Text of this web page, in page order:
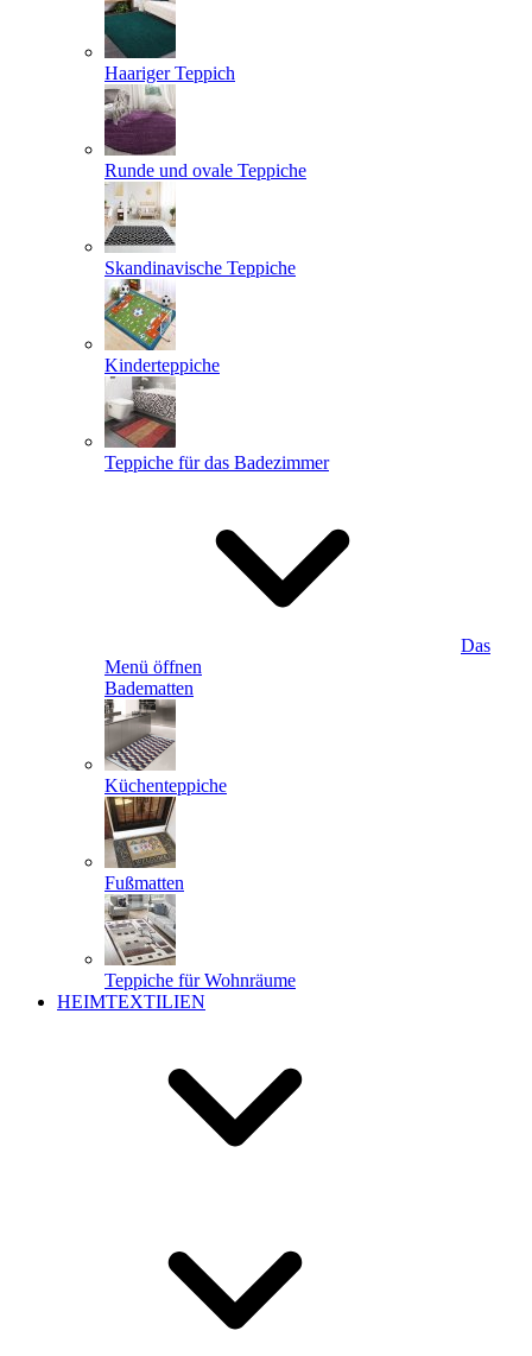
Haariger Teppich
Runde und ovale Teppiche
Skandinavische Teppiche
Kinderteppiche
Teppiche für das Badezimmer
Das
Menü öffnen
Badematten
Küchenteppiche
Fußmatten
Teppiche für Wohnräume
HEIMTEXTILIEN